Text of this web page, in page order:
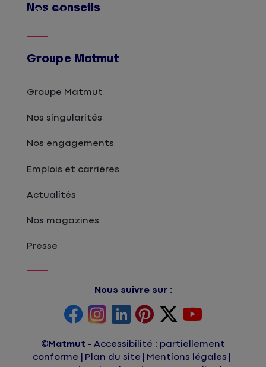
Nos conseils
Afficher
Groupe Matmut
Groupe Matmut
Nos singularités
Nos engagements
Emplois et carrières
Actualités
Nos magazines
Presse
Nous suivre sur :
©Matmut
Accessibilité : partiellement
conforme
Plan du site
Mentions légales